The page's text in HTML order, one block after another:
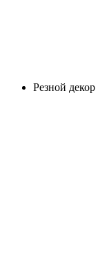
Резной декор